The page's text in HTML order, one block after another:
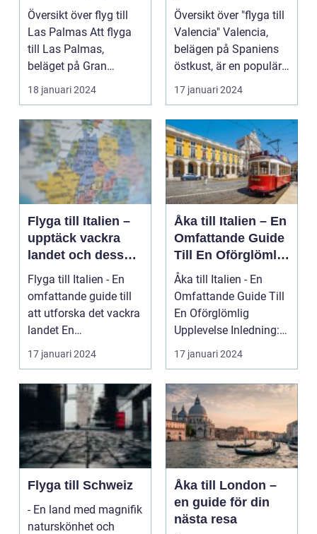
destination
Översikt över flyg till
Las Palmas Att flyga
till Las Palmas,
beläget på Gran
Canaria i Spanien, er...
18 januari 2024
Översikt över "flyga till
Valencia" Valencia,
belägen på Spaniens
östkust, är en populär
destinatio...
17 januari 2024
Flyga till Italien –
upptäck vackra
landet och dess
mångfald
Flyga till Italien - En
omfattande guide till
att utforska det vackra
landet En
övergripande, grun...
17 januari 2024
Åka till Italien – En
Omfattande Guide
Till En Oförglömlig
Upplevelse
Åka till Italien - En
Omfattande Guide Till
En Oförglömlig
Upplevelse Inledning:
Italien, ett land...
17 januari 2024
Flyga till Schweiz
- En land med magnifik
naturskönhet och
Åka till London –
en guide för din
nästa resa